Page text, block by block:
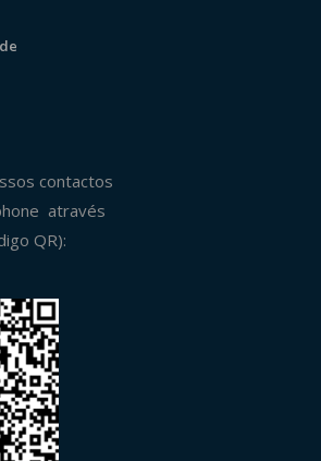
contactos
através
QR):